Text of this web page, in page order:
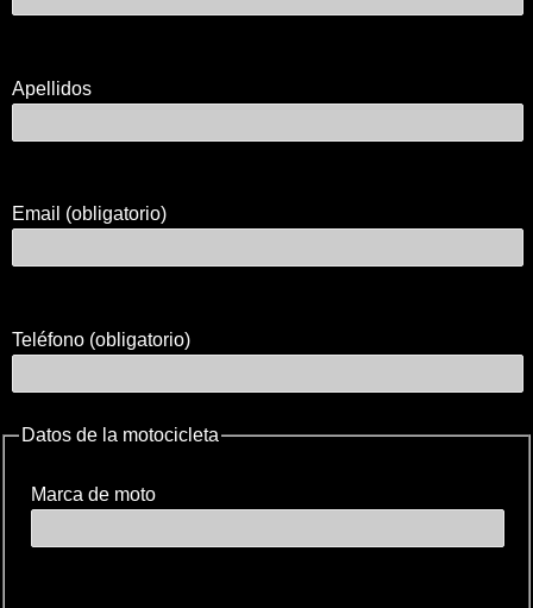
Apellidos
Email (obligatorio)
Teléfono (obligatorio)
Datos de la motocicleta
Marca de moto